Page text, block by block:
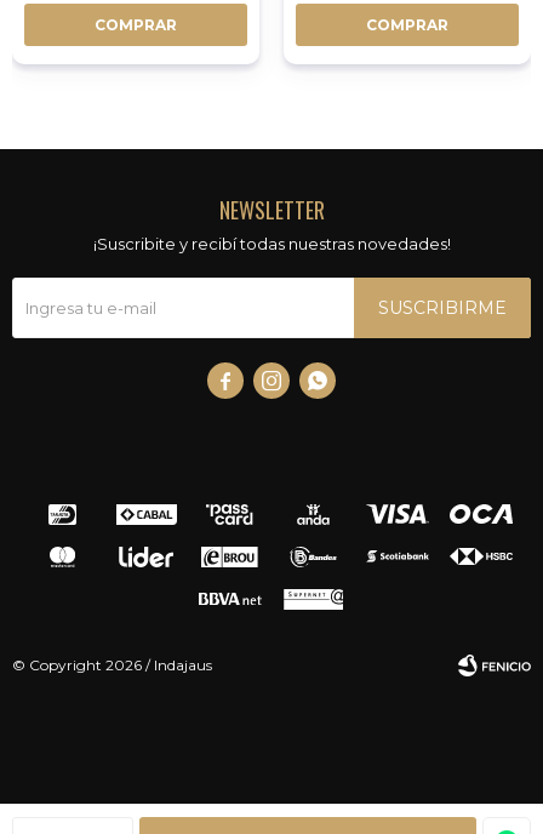
COMPRAR COMPRAR
NEWSLETTER
¡Suscribite y recibí todas nuestras novedades!
SUSCRIBIRME
  
© Copyright 2026 / Indajaus
Fenicio